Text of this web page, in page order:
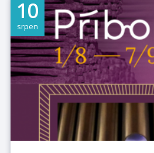
bude Jan Nedoma s týmem
PŘIJĎTE K NÁM NA NEDĚLNÍ
další pečivo – vyrábí Radim
Příbor Gold tyčinky jsou 32 cm
prvorepublikové pečivo ...
10
srpen